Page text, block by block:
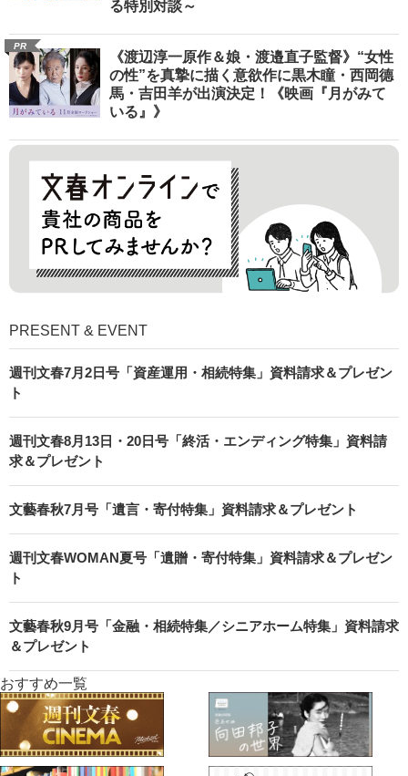
る特別対談～
PR
《渡辺淳一原作＆娘・渡邉直子監督》“女性
の性”を真摯に描く意欲作に黒木瞳・西岡德
馬・吉田羊が出演決定！《映画『月がみて
いる』》
PRESENT & EVENT
週刊文春7月2日号「資産運用・相続特集」資料請求＆プレゼン
ト
週刊文春8月13日・20日号「終活・エンディング特集」資料請
求＆プレゼント
文藝春秋7月号「遺言・寄付特集」資料請求＆プレゼント
週刊文春WOMAN夏号「遺贈・寄付特集」資料請求＆プレゼン
ト
文藝春秋9月号「金融・相続特集／シニアホーム特集」資料請求
＆プレゼント
おすすめ一覧